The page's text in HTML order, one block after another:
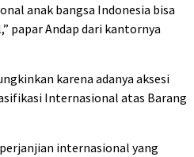
anak bangsa Indonesia bisa
papar Andap dari kantornya
karena adanya aksesi
Internasional atas Barang
internasional yang